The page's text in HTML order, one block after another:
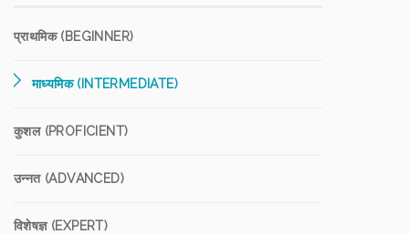
प्राथमिक (BEGINNER)
माध्यमिक (INTERMEDIATE)
कुशल (PROFICIENT)
उन्नत (ADVANCED)
विशेषज्ञ (EXPERT)